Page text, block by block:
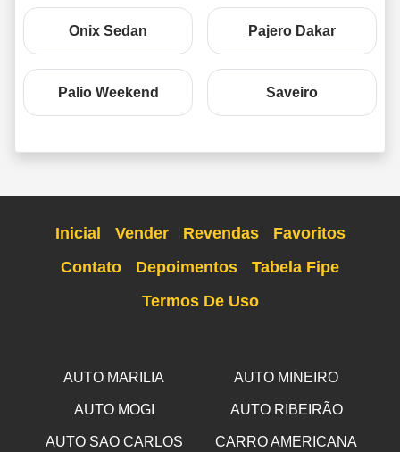
Onix Sedan Pajero Dakar
Palio Weekend Saveiro
Inicial Vender Revendas
Favoritos
Contato
Depoimentos
Tabela Fipe
Termos De Uso
AUTO MARILIA AUTO MINEIRO
AUTO MOGI AUTO RIBEIRÃO
AUTO SAO CARLOS CARRO AMERICANA